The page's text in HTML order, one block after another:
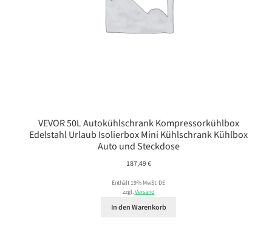
VEVOR 50L Autokühlschrank Kompressorkühlbox
Edelstahl Urlaub Isolierbox Mini Kühlschrank Kühlbox
Auto und Steckdose
187,49€
Enthält 19% MwSt. DE
zzgl.Versand
In den Warenkorb